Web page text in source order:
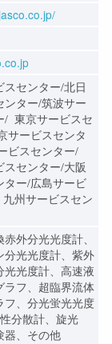
スセンター/北日
ンター/筑波サー
/ 東京サービスセ
サービスセンタ
ビスセンター/
スセンター/大阪
ター/広島サービ
州サービスセン
外分光光度計、
分光光度計、紫外
光光度計、高速液
ラフ、超臨界流体
フ、分光蛍光光度
分散計、旋光
器、その他